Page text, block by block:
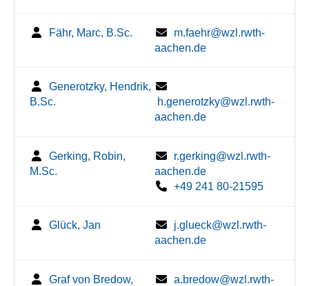
Fähr, Marc, B.Sc.
m.faehr@wzl.rwth-
aachen.de
Generotzky, Hendrik,
B.Sc.
h.generotzky@wzl.rwth-
aachen.de
Gerking, Robin,
M.Sc.
r.gerking@wzl.rwth-
aachen.de
+49 241 80-21595
Glück, Jan
j.glueck@wzl.rwth-
aachen.de
Graf von Bredow,
a.bredow@wzl.rwth-